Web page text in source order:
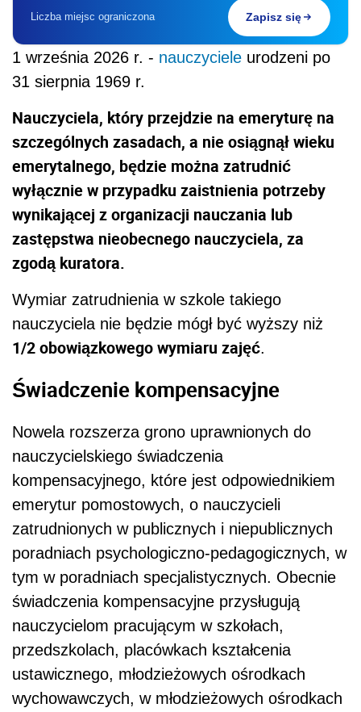
Liczba miejsc ograniczona Zapisz się
1 września 2026 r. - nauczyciele urodzeni po
31 sierpnia 1969 r.
Nauczyciela, który przejdzie na emeryturę na
szczególnych zasadach, a nie osiągnął wieku
emerytalnego, będzie można zatrudnić
wyłącznie w przypadku zaistnienia potrzeby
wynikającej z organizacji nauczania lub
zastępstwa nieobecnego nauczyciela, za
zgodą kuratora.
Wymiar zatrudnienia w szkole takiego
nauczyciela nie będzie mógł być wyższy niż
1/2 obowiązkowego wymiaru zajęć.
Świadczenie kompensacyjne
Nowela rozszerza grono uprawnionych do
nauczycielskiego świadczenia
kompensacyjnego, które jest odpowiednikiem
emerytur pomostowych, o nauczycieli
zatrudnionych w publicznych i niepublicznych
poradniach psychologiczno-pedagogicznych, w
tym w poradniach specjalistycznych. Obecnie
świadczenia kompensacyjne przysługują
nauczycielom pracującym w szkołach,
przedszkolach, placówkach kształcenia
ustawicznego, młodzieżowych ośrodkach
wychowawczych, w młodzieżowych ośrodkach